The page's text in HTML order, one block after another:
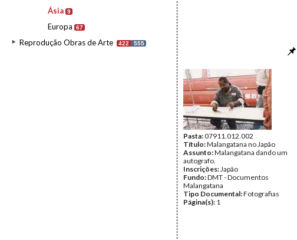
Ásia 9
Europa 67
Reprodução Obras de Arte 422 555
Pasta:07911.012.002
Título:Malangatana no Japão
Assunto:Malangatana dando um
autografo.
Inscrições:Japão
Fundo:DMT - Documentos
Malangatana
Tipo Documental:Fotografias
Página(s): 1